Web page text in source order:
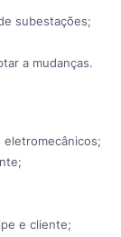
subestações;
a mudanças.
eletromecânicos;
e cliente;